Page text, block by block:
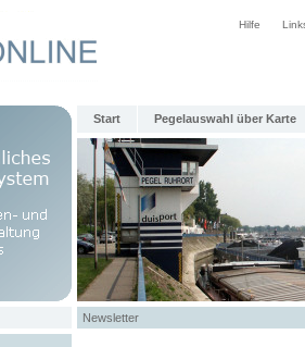
Hilfe
Start Pegelauswahl über Karte
Newsletter